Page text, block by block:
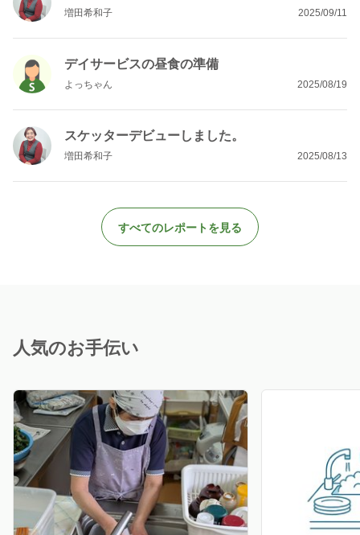
増田希和子 2025/09/11
デイサービスの昼食の準備
よっちゃん 2025/08/19
スケッターデビューしました。
増田希和子 2025/08/13
すべてのレポートを見る
人気のお手伝い